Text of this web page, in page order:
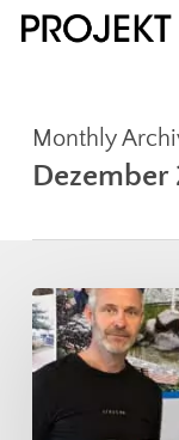
Skip
Monthly
Dezember
Projekt
Kraft:
Tradition